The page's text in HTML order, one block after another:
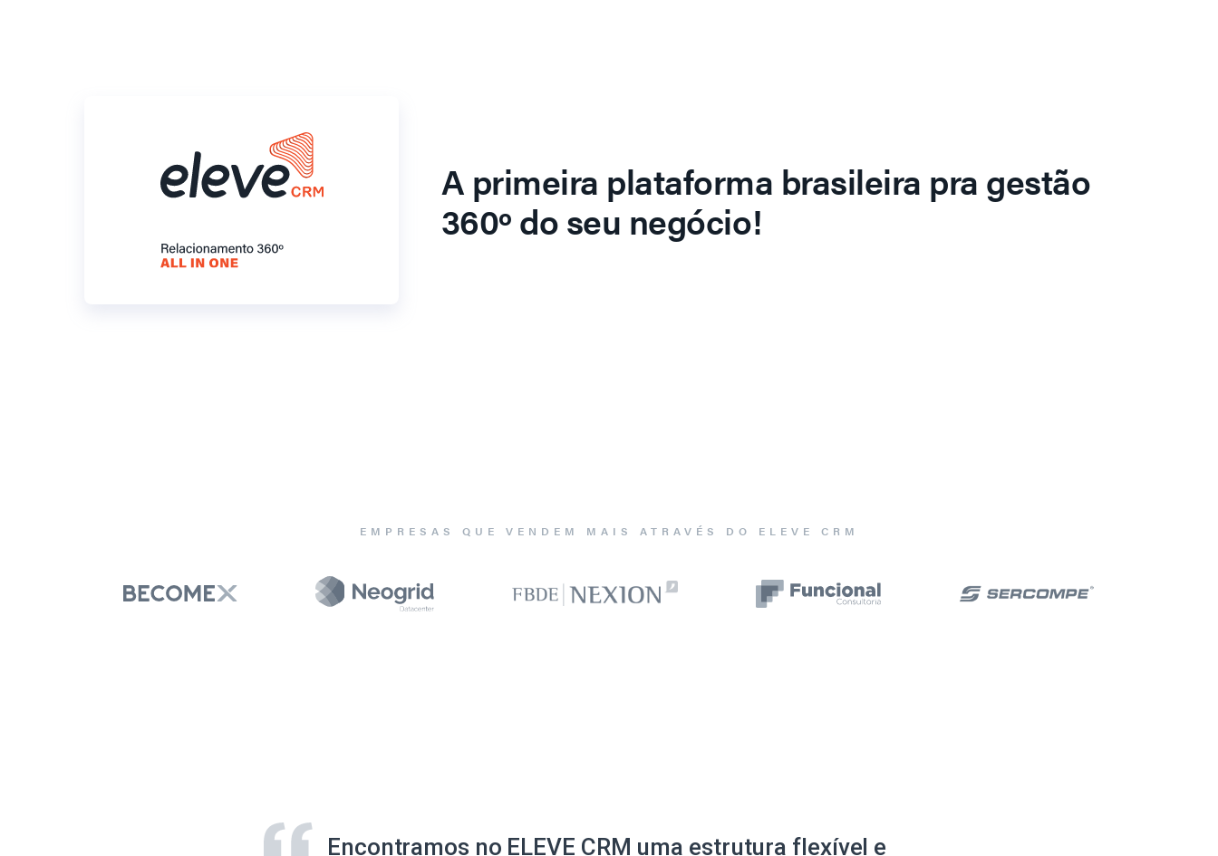
A primeira plataforma brasileira pra gestão
360º do seu negócio!
EMPRESAS QUE VENDEM MAIS ATRAVÉS DO ELEVE CRM
Encontramos no ELEVE CRM uma estrutura flexível e